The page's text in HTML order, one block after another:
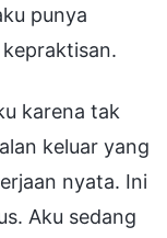
punya
karena tak
keluar yang
nyata. Ini
Aku sedang